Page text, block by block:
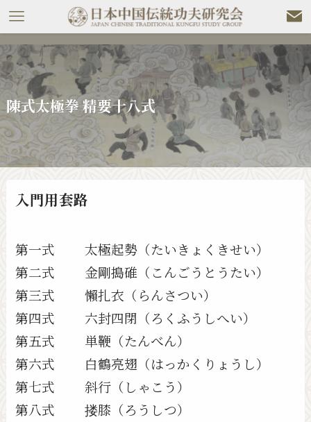
陳式太極拳 精要十八式
入門用套路
第一式 太極起勢（たいきょくきせい）
第二式 金剛搗碓（こんごうとうたい）
第三式 懶扎衣（らんさつい）
第四式 六封四閉（ろくふうしへい）
第五式 単鞭（たんべん）
第六式 白鶴亮翅（はっかくりょうし）
第七式 斜行（しゃこう）
第八式 搂膝（ろうしつ）